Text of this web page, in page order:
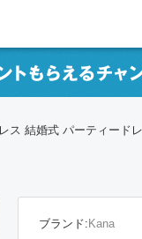
ス 結婚式 パーティード
ブランド: Kana